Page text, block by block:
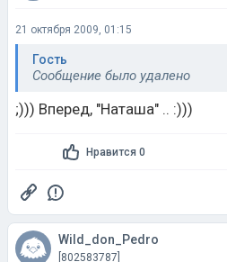
21 октября 2009, 01:15
Гость
Сообщение было удалено
;))) Вперед, "Наташа" .. :)))
Нравится 0
Wild_don_Pedro
[802583787]